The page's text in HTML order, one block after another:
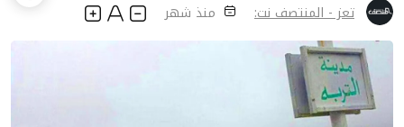
تعز - المنتصف نت: منذ شهر